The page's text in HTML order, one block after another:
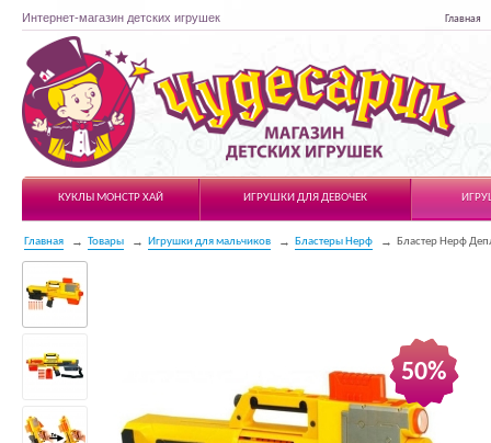
Интернет-магазин детских игрушек Главная
Чудесарик
КУКЛЫ МОНСТР ХАЙ
ИГРУШКИ ДЛЯ ДЕВОЧЕК
Главная Товары Игрушки для мальчиков Бластеры Нерф Бластер Нерф
50%